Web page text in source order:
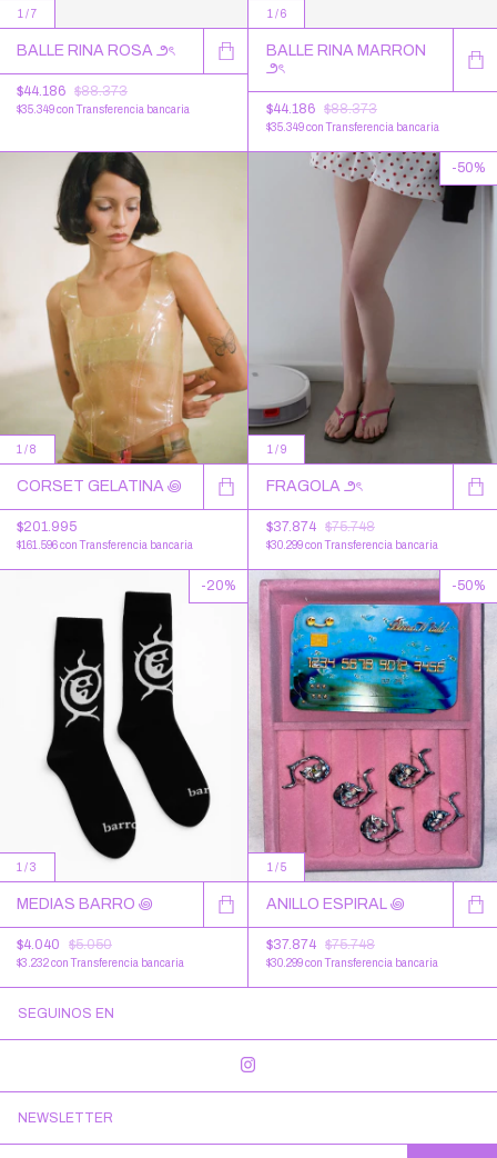
1 /7
BALLE RINA ROSA ౨ৎ
$44.186 $88.373
$35.349con Transferencia bancaria
1 /6
BALLE RINA MARRON
౨ৎ
$44.186 $88.373
$35.349con Transferencia bancaria
1 /8
CORSET GELATINA ꩜
$201.995
$161.596con Transferencia bancaria
1 /9
-50%
FRAGOLA ౨ৎ
$37.874 $75.748
$30.299con Transferencia bancaria
1 /3
-20%
MEDIAS BARRO ꩜
$4.040 $5.050
$3.232con Transferencia bancaria
1 /5
-50%
ANILLO ESPIRAL ꩜
$37.874 $75.748
$30.299con Transferencia bancaria
SEGUINOS EN
NEWSLETTER